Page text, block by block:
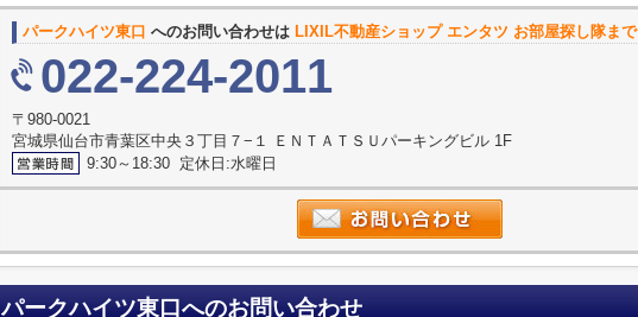
パークハイツ東口 へのお問い合わせは LIXIL不動産ショップ エンタツ お部屋探し隊まで
022-224-2011
〒980-0021
宮城県仙台市青葉区中央３丁目７−１ ＥＮＴＡＴＳＵパーキングビル 1F
9:30～18:30 定休日:水曜日
パークハイツ東口へのお問い合わせ